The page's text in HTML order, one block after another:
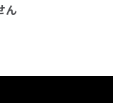
ん